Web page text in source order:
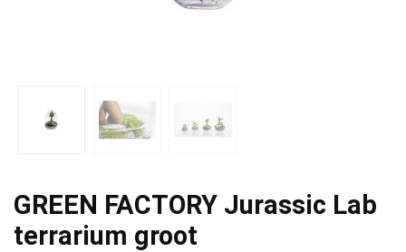
GREEN FACTORY Jurassic Lab
terrarium groot